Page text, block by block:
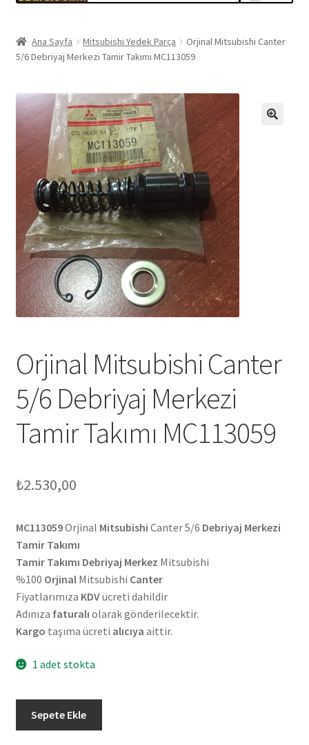
Ana Sayfa Mitsubishi Yedek Parça
Orjinal Mitsubishi Canter
5/6 Debriyaj Merkezi Tamir Takımı MC113059
Orjinal Mitsubishi Canter
5/6 Debriyaj Merkezi
Tamir Takımı MC113059
₺2.530,00
MC113059Orjinal Mitsubishi Canter 5/6 Debriyaj Merkezi
Tamir Takımı
Tamir Takımı Debriyaj Merkez Mitsubishi
%100 OrjinalMitsubishi Canter
Fiyatlarımıza KDVücreti dahildir
Adınıza faturalı olarak gönderilecektir.
Kargo taşıma ücreti alıcıya aittir.
1 adet stokta
Mitsubishi
Sepete Ekle